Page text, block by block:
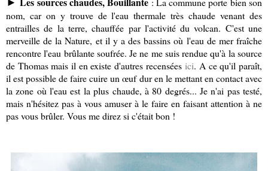
►
nom, car on y trouve de l'eau thermale très chaude venant des
entrailles de la terre, chauffée par l'activité du volcan. C'est une
merveille de la Nature, et il y a des bassins où l'eau de mer fraîche
rencontre l'eau brûlante soufrée. Je ne me suis rendue qu'à la source
de Thomas mais il en existe d'autres recenséesici. A ce qu'il paraît,
il est possible de faire cuire un œuf dur en le mettant en contact avec
la zone où l'eau est la plus chaude, à 80 degrés... Je n'ai pas testé,
mais n'hésitez pas à vous amuser à le faire en faisant attention à ne
pas vous brûler. Vous me direz si c'était bon !